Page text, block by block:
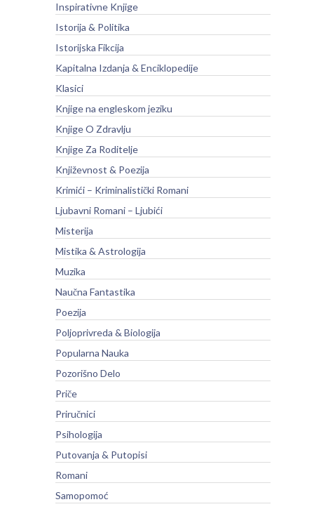
Inspirativne Knjige
Istorija & Politika
Istorijska Fikcija
Kapitalna Izdanja & Enciklopedije
Klasici
Knjige na engleskom jeziku
Knjige O Zdravlju
Knjige Za Roditelje
Književnost & Poezija
Krimići – Kriminalistički Romani
Ljubavni Romani – Ljubići
Misterija
Mistika & Astrologija
Muzika
Naučna Fantastika
Poezija
Poljoprivreda & Biologija
Popularna Nauka
Pozorišno Delo
Priče
Priručnici
Psihologija
Putovanja & Putopisi
Romani
Samopomoć